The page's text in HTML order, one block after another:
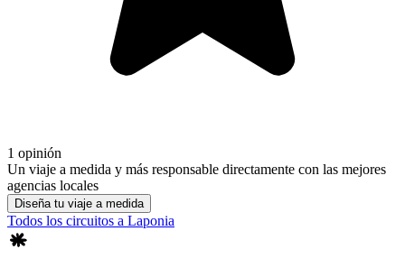
1 opinión
Un viaje a medida y más responsable directamente con las mejores
agencias locales
Diseña tu viaje a medida
Todos los circuitos a Laponia